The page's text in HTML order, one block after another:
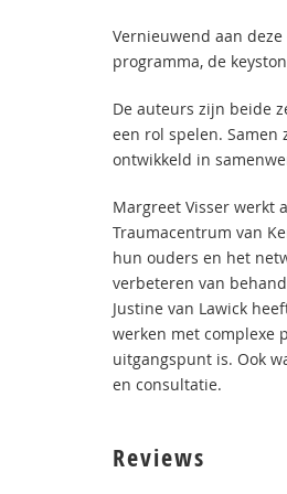
Vernieuwend aan
programma, de
De auteurs zijn beide
een rol spelen.
ontwikkeld in
Margreet Visser werkt
Traumacentrum van
hun ouders en het
verbeteren van
Justine van Lawick
werken met complexe
uitgangspunt is. Ook
en consultatie.
Reviews